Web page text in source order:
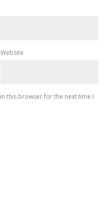
Website
this browser for the next time I